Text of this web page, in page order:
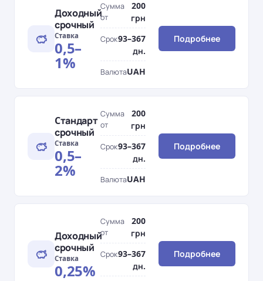
Доходный
срочный
Ставка
0,5–
1%
Сумма
от
200
грн
Срок93–367
дн.
ВалютаUAH
Подробнее
Cтандарт
срочный
Ставка
0,5–
2%
Сумма
от
200
грн
Срок93–367
дн.
ВалютаUAH
Подробнее
Доходный
срочный
Ставка
0,25%
Сумма
от
200
грн
Срок93–367
дн.
Подробнее